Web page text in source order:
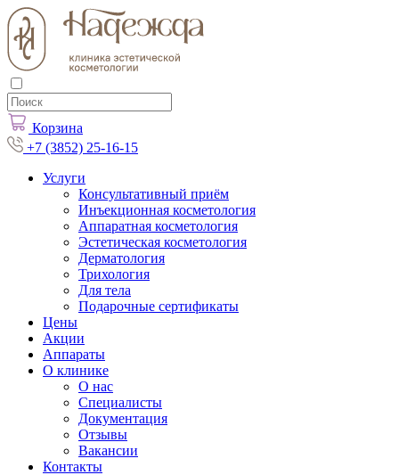
Корзина
+7 (3852) 25-16-15
Услуги
Консультативный приём
Инъекционная косметология
Аппаратная косметология
Эстетическая косметология
Дерматология
Трихология
Для тела
Подарочные сертификаты
Цены
Акции
Аппараты
О клинике
О нас
Специалисты
Документация
Отзывы
Вакансии
Контакты